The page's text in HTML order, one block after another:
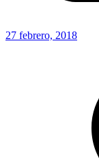
27 febrero, 2018